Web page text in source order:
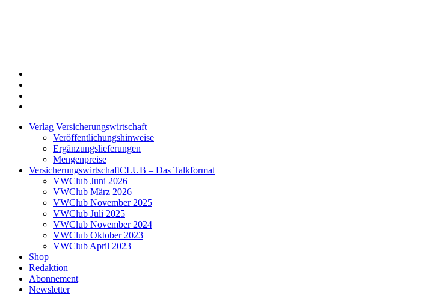
Verlag Versicherungswirtschaft
Veröffentlichungshinweise
Ergänzungslieferungen
Mengenpreise
VersicherungswirtschaftCLUB – Das Talkformat
VWClub Juni 2026
VWClub März 2026
VWClub November 2025
VWClub Juli 2025
VWClub November 2024
VWClub Oktober 2023
VWClub April 2023
Shop
Redaktion
Abonnement
Newsletter